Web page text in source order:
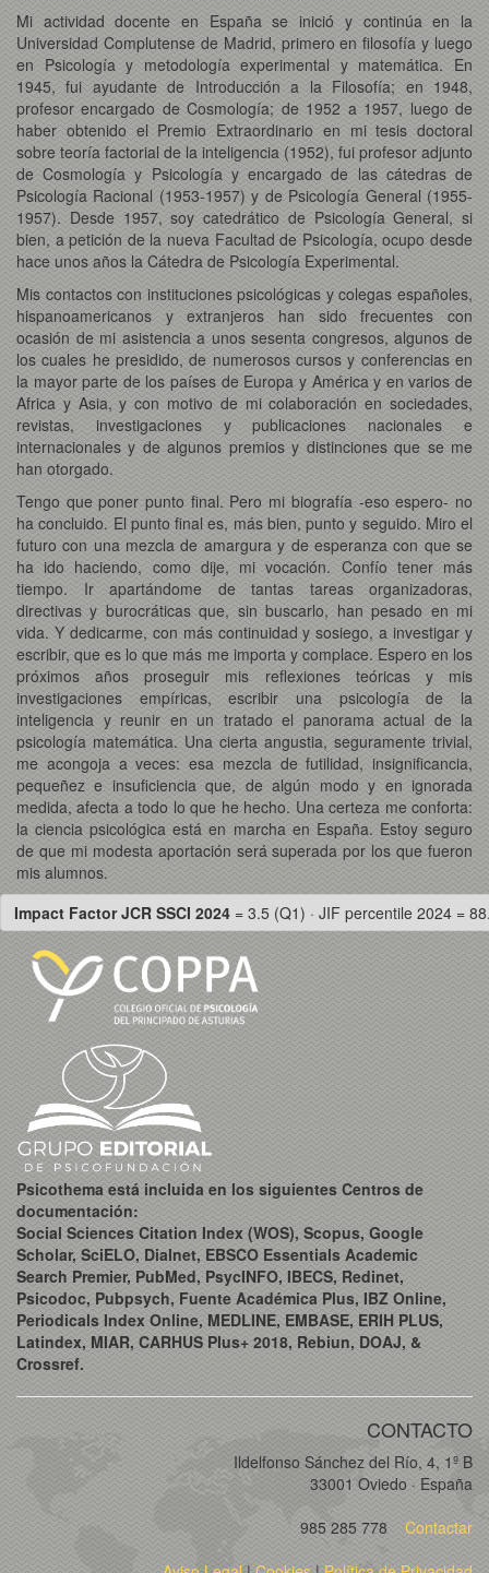
Mi actividad docente en España se inició y continúa en la
Universidad Complutense de Madrid, primero en filosofía y luego
en Psicología y metodología experimental y matemática. En
1945, fui ayudante de Introducción a la Filosofía; en 1948,
profesor encargado de Cosmología; de 1952 a 1957, luego de
haber obtenido el Premio Extraordinario en mi tesis doctoral
sobre teoría factorial de la inteligencia (1952), fui profesor adjunto
de Cosmología y Psicología y encargado de las cátedras de
Psicología Racional (1953-1957) y de Psicología General (1955-
1957). Desde 1957, soy catedrático de Psicología General, si
bien, a petición de la nueva Facultad de Psicología, ocupo desde
hace unos años la Cátedra de Psicología Experimental.
Mis contactos con instituciones psicológicas y colegas españoles,
hispanoamericanos y extranjeros han sido frecuentes con
ocasión de mi asistencia a unos sesenta congresos, algunos de
los cuales he presidido, de numerosos cursos y conferencias en
la mayor parte de los países de Europa y América y en varios de
Africa y Asia, y con motivo de mi colaboración en sociedades,
revistas, investigaciones y publicaciones nacionales e
internacionales y de algunos premios y distinciones que se me
han otorgado.
Tengo que poner punto final. Pero mi biografía -eso espero- no
ha concluido. El punto final es, más bien, punto y seguido. Miro el
futuro con una mezcla de amargura y de esperanza con que se
ha ido haciendo, como dije, mi vocación. Confío tener más
tiempo. Ir apartándome de tantas tareas organizadoras,
directivas y burocráticas que, sin buscarlo, han pesado en mi
vida. Y dedicarme, con más continuidad y sosiego, a investigar y
escribir, que es lo que más me importa y complace. Espero en los
próximos años proseguir mis reflexiones teóricas y mis
investigaciones empíricas, escribir una psicología de la
inteligencia y reunir en un tratado el panorama actual de la
psicología matemática. Una cierta angustia, seguramente trivial,
me acongoja a veces: esa mezcla de futilidad, insignificancia,
pequeñez e insuficiencia que, de algún modo y en ignorada
medida, afecta a todo lo que he hecho. Una certeza me conforta:
la ciencia psicológica está en marcha en España. Estoy seguro
de que mi modesta aportación será superada por los que fueron
mis alumnos.
Impact Factor JCR SSCI 2024 = 3.5 (Q1) · JIF percentile 2024 =
Psicothema está incluida en los siguientes Centros de
documentación:
Social Sciences Citation Index (WOS), Scopus, Google
Scholar, SciELO, Dialnet, EBSCO Essentials Academic
Search Premier, PubMed, PsycINFO, IBECS, Redinet,
Psicodoc, Pubpsych, Fuente Académica Plus, IBZ Online,
Periodicals Index Online, MEDLINE, EMBASE, ERIH PLUS,
Latindex, MIAR, CARHUS Plus+ 2018, Rebiun, DOAJ, &
Crossref.
CONTACTO
Ildelfonso Sánchez del Río, 4, 1º B
33001 Oviedo · España
985 285 778
Contactar